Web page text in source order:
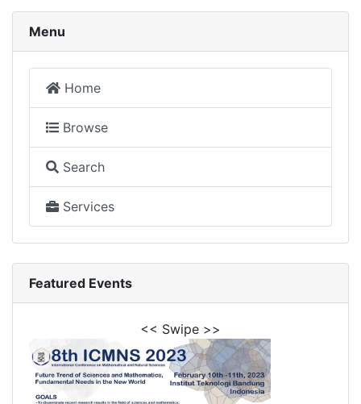
Menu
Home
Browse
Search
Services
Featured Events
<< Swipe >>